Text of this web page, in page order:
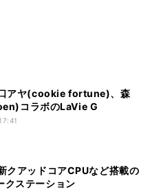
アヤ(cookie fortune)、森
コラボのLaVie G
クアッドコアCPUなど搭載の
クステーション